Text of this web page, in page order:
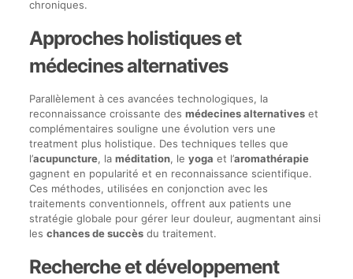
chroniques.
Approches holistiques et
médecines alternatives
Parallèlement à ces avancées technologiques, la
reconnaissance croissante des médecines alternativeset
complémentaires souligne une évolution vers une
treatment plus holistique. Des techniques telles que
l’acupuncture, la méditation, le yoga et l’aromathérapie
gagnent en popularité et en reconnaissance scientifique.
Ces méthodes, utilisées en conjonction avec les
traitements conventionnels, offrent aux patients une
stratégie globale pour gérer leur douleur, augmentant ainsi
les chances de succèsdu traitement.
Recherche et développement